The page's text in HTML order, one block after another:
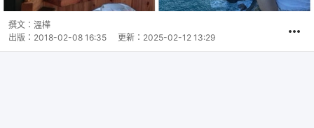
撰文： 溫樺
出版： 2018-02-08 16:35 更新： 2025-02-12 13:29